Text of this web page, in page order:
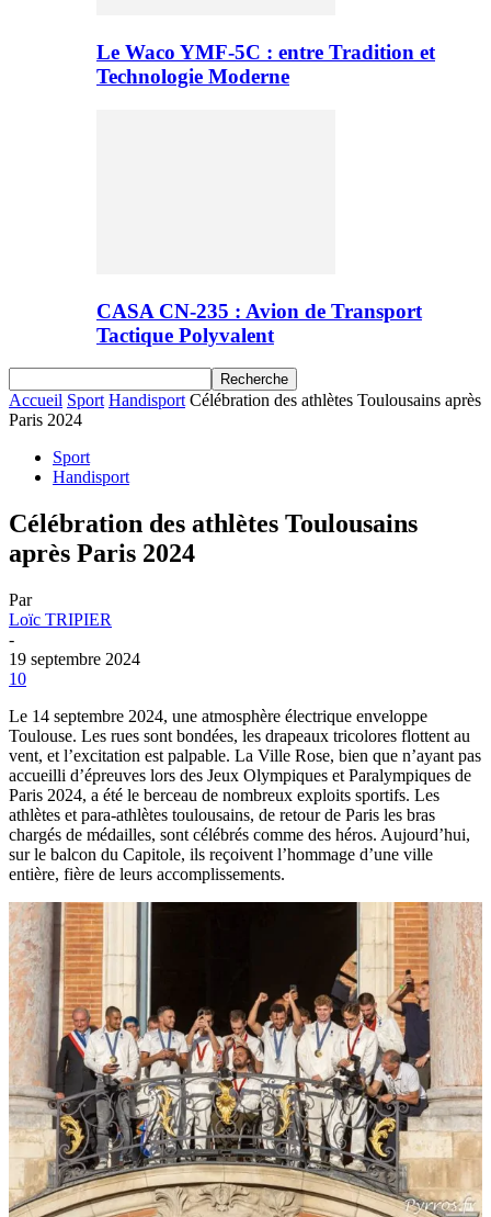
Le Waco YMF-5C : entre Tradition et
Technologie Moderne
CASA CN-235 : Avion de Transport
Tactique Polyvalent
Accueil Sport Handisport Célébration des athlètes Toulousains après
Paris 2024
Sport
Handisport
Célébration des athlètes Toulousains
après Paris 2024
Par
Loïc TRIPIER
-
19 septembre 2024
10
Le 14 septembre 2024, une atmosphère électrique enveloppe
Toulouse. Les rues sont bondées, les drapeaux tricolores flottent au
vent, et l’excitation est palpable. La Ville Rose, bien que n’ayant pas
accueilli d’épreuves lors des Jeux Olympiques et Paralympiques de
Paris 2024, a été le berceau de nombreux exploits sportifs. Les
athlètes et para-athlètes toulousains, de retour de Paris les bras
chargés de médailles, sont célébrés comme des héros. Aujourd’hui,
sur le balcon du Capitole, ils reçoivent l’hommage d’une ville
entière, fière de leurs accomplissements.